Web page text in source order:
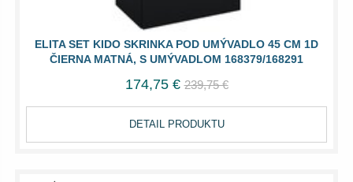
ELITA SET KIDO SKRINKA POD UMÝVADLO 45 CM 1D
ČIERNA MATNÁ, S UMÝVADLOM 168379/168291
174,75 € 239,75 €
DETAIL PRODUKTU